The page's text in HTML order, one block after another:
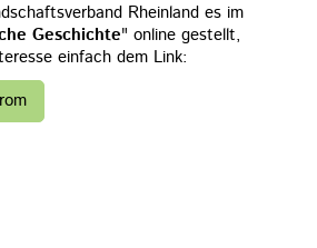
Rheinland es im
Geschichte" online gestellt,
einfach dem Link: